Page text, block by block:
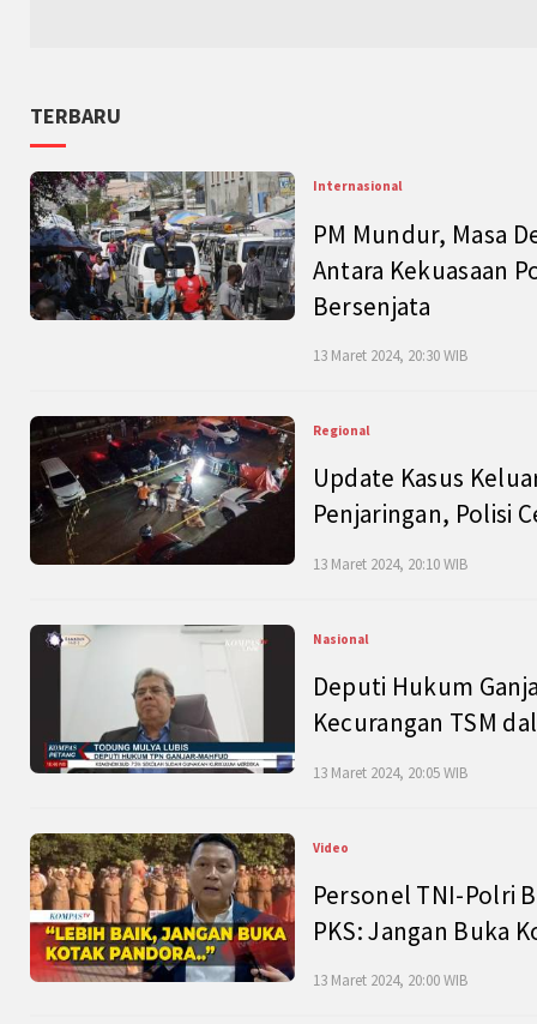
TERBARU
Internasional
PM Mundur, Masa
Antara Kekuasaan
Bersenjata
13 Maret 2024, 20:30 WIB
Regional
Update Kasus
Penjaringan, Polisi
13 Maret 2024, 20:10 WIB
Nasional
Deputi Hukum
Kecurangan TSM
13 Maret 2024, 20:05 WIB
Video
Personel TNI-Polri
PKS: Jangan Buka
13 Maret 2024, 20:00 WIB